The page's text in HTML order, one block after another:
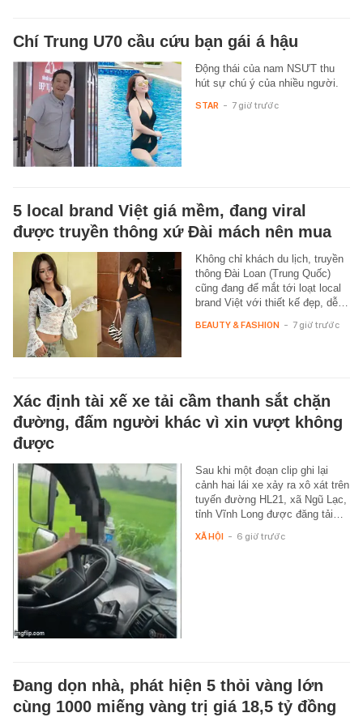
Chí Trung U70 cầu cứu bạn gái á hậu
Động thái của nam NSƯT thu
hút sự chú ý của nhiều người.
STAR - 7 giờ trước
5 local brand Việt giá mềm, đang viral
được truyền thông xứ Đài mách nên mua
Không chỉ khách du lịch, truyền
thông Đài Loan (Trung Quốc)
cũng đang để mắt tới loạt local
brand Việt với thiết kế đẹp, dễ…
BEAUTY & FASHION - 7 giờ trước
Xác định tài xế xe tải cầm thanh sắt chặn
đường, đấm người khác vì xin vượt không
được
Sau khi một đoạn clip ghi lại
cảnh hai lái xe xảy ra xô xát trên
tuyến đường HL21, xã Ngũ Lạc,
tỉnh Vĩnh Long được đăng tải…
XÃ HỘI - 6 giờ trước
Đang dọn nhà, phát hiện 5 thỏi vàng lớn
cùng 1000 miếng vàng trị giá 18,5 tỷ đồng